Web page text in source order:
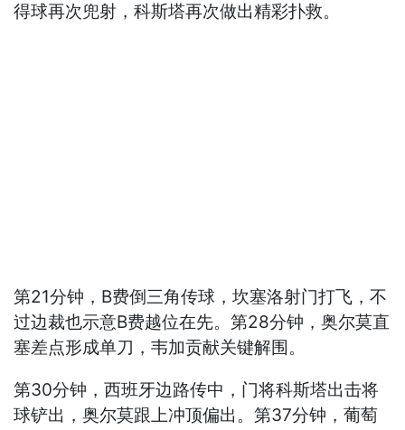
得球再次兜射，科斯塔再次做出精彩扑救。
第21分钟，B费倒三角传球，坎塞洛射门打飞，不
过边裁也示意B费越位在先。第28分钟，奥尔莫直
塞差点形成单刀，韦加贡献关键解围。
第30分钟，西班牙边路传中，门将科斯塔出击将
球铲出，奥尔莫跟上冲顶偏出。第37分钟，葡萄